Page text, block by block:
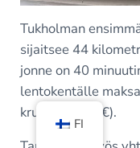
Tukholman
sijaitsee 44
jonne on 40
lentokentälle
kruunuun (47 €).
FI